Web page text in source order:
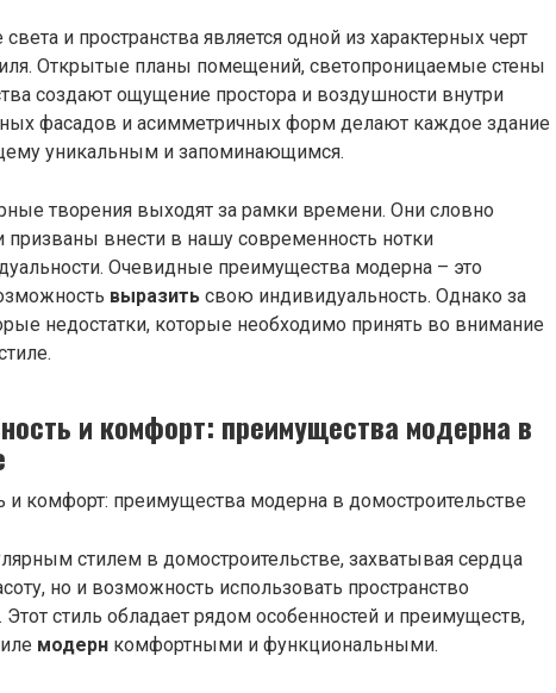
и пространства является одной из характерных черт
Открытые планы помещений, светопроницаемые стены
создают ощущение простора и воздушности внутри
фасадов и асимметричных форм делают каждое здание
уникальным и запоминающимся.
творения выходят за рамки времени. Они словно
внести в нашу современность нотки
Очевидные преимущества модерна – это
выразить свою индивидуальность. Однако за
недостатки, которые необходимо принять во внимание
и комфорт: преимущества модерна в
стилем в домостроительстве, захватывая сердца
но и возможность использовать пространство
стиль обладает рядом особенностей и преимуществ,
модерн комфортными и функциональными.